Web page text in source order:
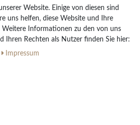
Website. Einige von diesen sind
uns helfen, diese Website und Ihre
Weitere Informationen zu den von uns
Ihren Rechten als Nutzer finden Sie hier:
Impressum